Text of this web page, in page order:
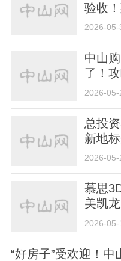
验收
2026-05-
中山
了！
2026-05-
总投
新地
2026-05-
慕思
美凯
2026-05-
“好房子”受欢迎！